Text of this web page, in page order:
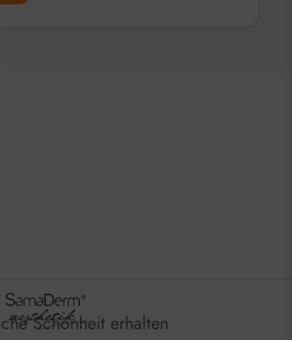
Schönheit erhalten